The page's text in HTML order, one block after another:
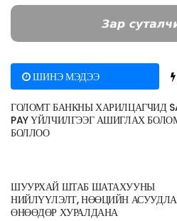
ШИНЭ МЭДЭЭ
ГОЛОМТ БАНКНЫ ХАРИЛЦАГЧИД
PAY ҮЙЛЧИЛГЭЭГ АШИГЛАХ
БОЛЛОО
ШУУРХАЙ ШТАБ ШАТАХУУНЫ
НИЙЛҮҮЛЭЛТ, НӨӨЦИЙН
ӨНӨӨДӨР ХУРАЛДАНА